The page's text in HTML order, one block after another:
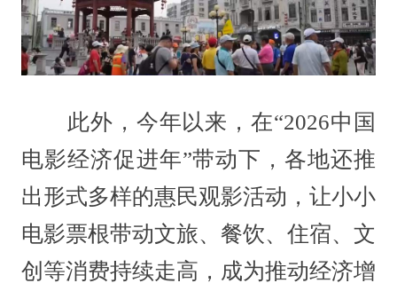
此外，今年以来，在“2026中国
电影经济促进年”带动下，各地还推
出形式多样的惠民观影活动，让小小
电影票根带动文旅、餐饮、住宿、文
创等消费持续走高，成为推动经济增